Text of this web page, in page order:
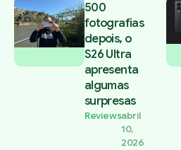
500
fotografias
depois, o
S26 Ultra
apresenta
algumas
surpresas
Reviewsabril
10,
2026